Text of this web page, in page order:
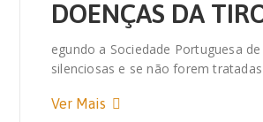
DOENÇAS DA
egundo a Sociedade Portuguesa
silenciosas e se não forem
Ver Mais